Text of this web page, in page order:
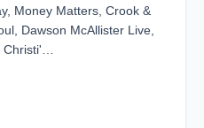
Money Matters, Crook &
Dawson McAllister Live,